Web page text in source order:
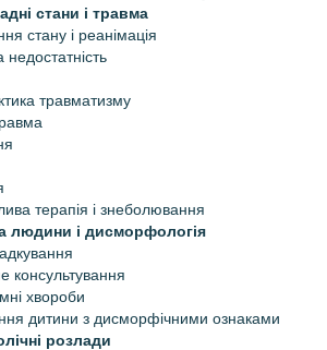
стани і травма
стану і реанімація
травматизму
терапія і знеболювання
людини і дисморфологія
консультування
хвороби
дитини з дисморфічними ознаками
розлади